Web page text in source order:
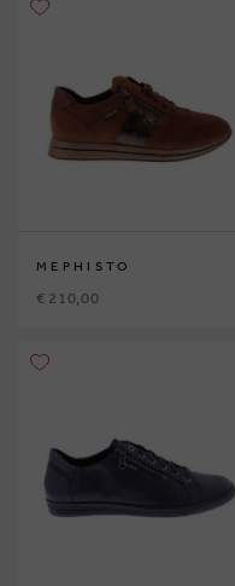
MEPHISTO
€ 210,00